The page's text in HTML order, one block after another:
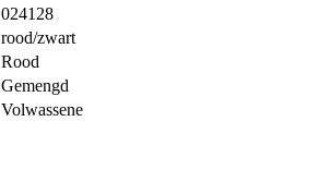
024128
rood/zwart
Rood
Gemengd
Volwassene